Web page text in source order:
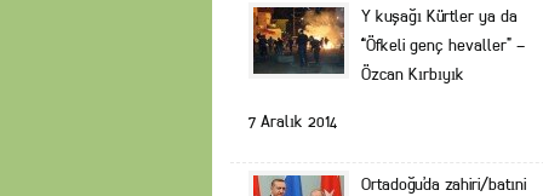
Y kuşağı Kürtler ya da
“Öfkeli genç hevaller” –
Özcan Kırbıyık
7 Aralık 2014
Ortadoğu’da zahiri/batıni